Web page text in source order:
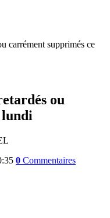
carrément supprimés ce
ou
lundi
0 Commentaires